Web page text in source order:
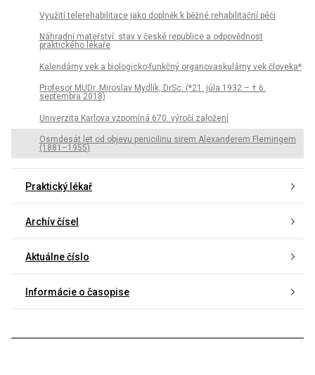
Využití telerehabilitace jako doplněk k běžné rehabilitační péči
Náhradní mateřství: stav v české republice a odpovědnost
praktického lékaře
Kalendárny vek a biologicko-funkčný organovaskulárny vek človeka*
Profesor MUDr. Miroslav Mydlík, DrSc. (*21. júla 1932 – † 6.
septembra 2018)
Univerzita Karlova vzpomíná 670. výročí založení
Osmdesát let od objevu penicilinu sirem Alexanderem Flemingem
(1881–1955)
Praktický lékař
Archív čísel
Aktuálne číslo
Informácie o časopise